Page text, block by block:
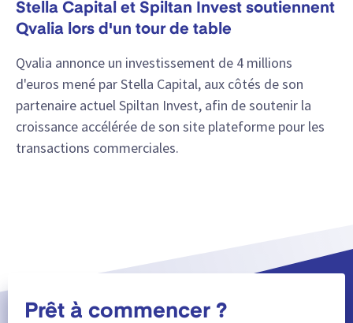
Stella Capital et Spiltan Invest soutiennent
Qvalia lors d'un tour de table
Qvalia annonce un investissement de 4 millions
d'euros mené par Stella Capital, aux côtés de son
partenaire actuel Spiltan Invest, afin de soutenir la
croissance accélérée de son site plateforme pour les
transactions commerciales.
Prêt à commencer ?